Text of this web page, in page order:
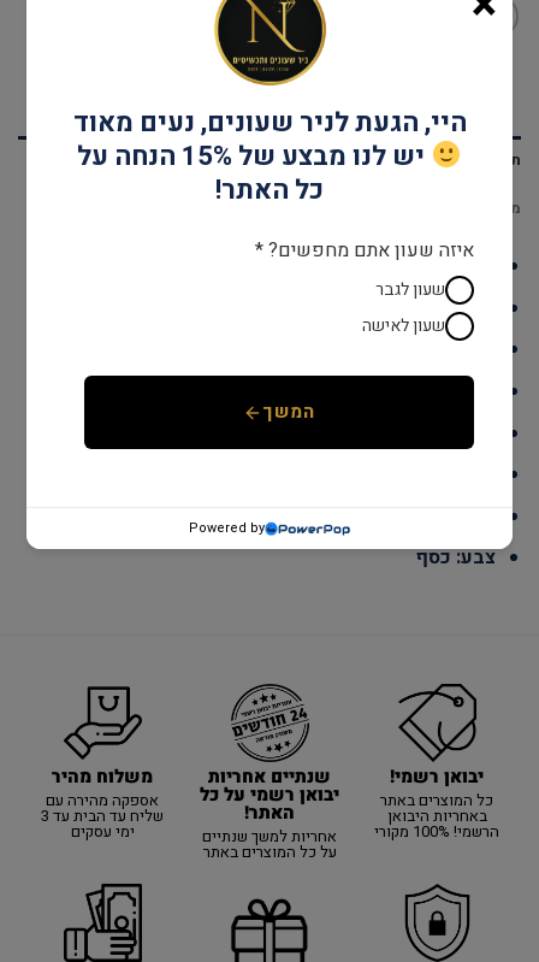
תיאור
מידע נוסף
דגם: G105016
עמידות במים: עד 30 מטר
גוף השעון: stainless steel
אחריות: שנתיים יבואן רשמי
צבע: כסף
יבואן רשמי!
כל המוצרים באתר
באחריות היבואן
הרשמי! 100% מקורי
שנתיים אחריות
יבואן רשמי על כל
האתר!
אחריות למשך שנתיים
על כל המוצרים באתר
משלוח מהיר
אספקה מהירה עם
שליח עד הבית עד 3
ימי עסקים
היי, הגעת לניר שעונים, נעים מאוד
יש לנו מבצע של 15% הנחה על
כל האתר!
איזה שעון אתם מחפשים? *
שעון לגבר
שעון לאישה
המשך
Powered by